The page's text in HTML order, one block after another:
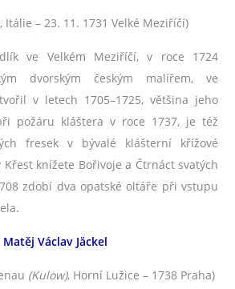
Itálie – 23. 11. 1731 Velké Meziříčí)
ve Velkém Meziříčí, v roce 1724
dvorským českým malířem, ve
v letech 1705–1725, většina jeho
požáru kláštera v roce 1737, je též
fresek v bývalé klášterní křížové
knížete Bořivoje a Čtrnáct svatých
zdobí dva opatské oltáře při vstupu
Matěj Václav Jäckel
(Kulow), Horní Lužice – 1738 Praha)